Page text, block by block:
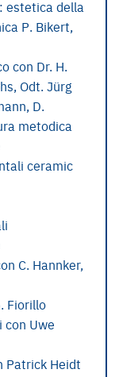
estetica della
P. Bikert,
con Dr. H.
Odt. Jürg
D.
metodica
ceramic
C. Hannker,
Fiorillo
con Uwe
Patrick Heidt